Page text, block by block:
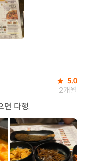
5.0
2개월
면 다행.